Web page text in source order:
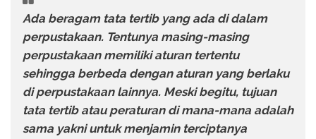
Ada beragam tata tertib yang ada di dalam
perpustakaan. Tentunya masing-masing
perpustakaan memiliki aturan tertentu
sehingga berbeda dengan aturan yang berlaku
di perpustakaan lainnya. Meski begitu, tujuan
tata tertib atau peraturan di mana-mana adalah
sama yakni untuk menjamin terciptanya